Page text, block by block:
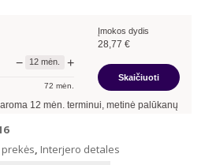
− 12 mėn. +
72 mėn.
Įmokos dydis
28,77 €
Skaičiuoti
12mėn. terminui, metinė palūkanų norma –
, Interjero detales